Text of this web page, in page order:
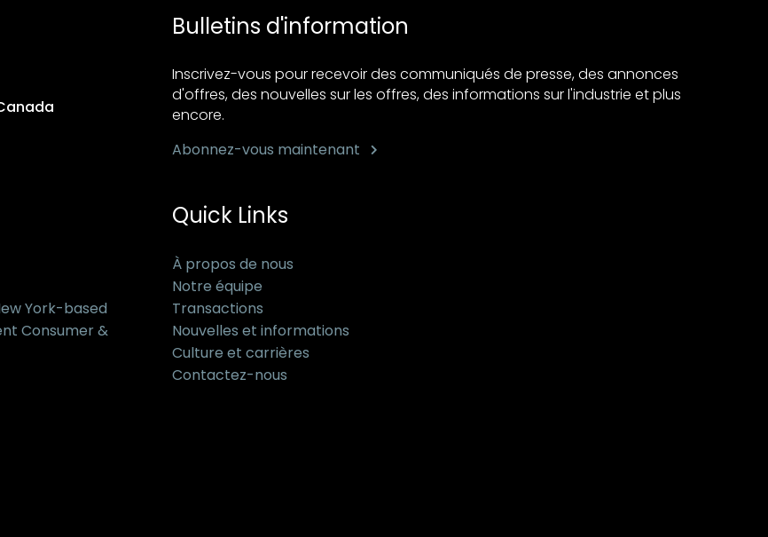
Bulletins d'information
Inscrivez-vous pour recevoir des communiqués de presse, des annonces
d'offres, des nouvelles sur les offres, des informations sur l'industrie et plus
encore.
Abonnez-vous maintenant
York-based
Consumer &
Quick Links
À propos de nous
Notre équipe
Transactions
Nouvelles et informations
Culture et carrières
Contactez-nous